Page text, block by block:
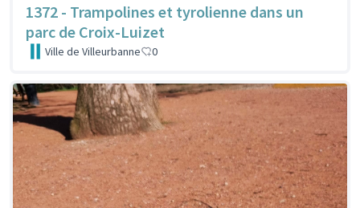
1372 - Trampolines et tyrolienne dans un
parc de Croix-Luizet
Ville de Villeurbanne 0